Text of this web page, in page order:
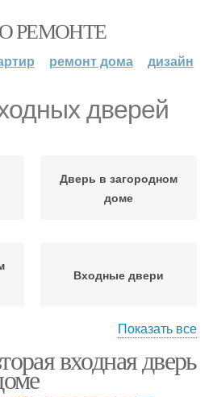
РЕМОНТЕ
ремонт дома дизайн
дверей
Дверь в загородном
доме
Входные двери
Показать все
входная дверь